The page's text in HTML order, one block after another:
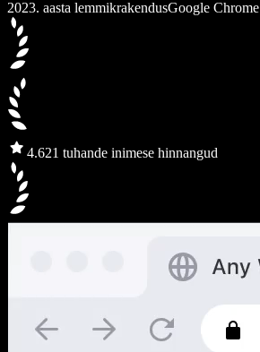
2023. aasta lemmikrakendusGoogle Chrome
4.621 tuhande inimese hinnangud